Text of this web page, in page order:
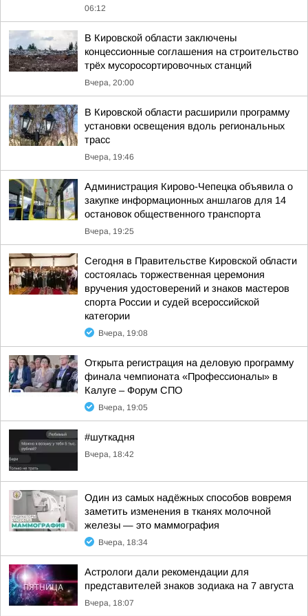
06:12
В Кировской области заключены
концессионные соглашения на строительство
трёх мусоросортировочных станций
Вчера, 20:00
В Кировской области расширили программу
установки освещения вдоль региональных
трасс
Вчера, 19:46
Администрация Кирово-Чепецка объявила о
закупке информационных аншлагов для 14
остановок общественного транспорта
Вчера, 19:25
Сегодня в Правительстве Кировской области
состоялась торжественная церемония
вручения удостоверений и знаков мастеров
спорта России и судей всероссийской
категории
Вчера, 19:08
Открыта регистрация на деловую программу
финала чемпионата «Профессионалы» в
Калуге – Форум СПО
Вчера, 19:05
#шуткадня
Вчера, 18:42
Один из самых надёжных способов вовремя
заметить изменения в тканях молочной
железы — это маммография
Вчера, 18:34
Астрологи дали рекомендации для
представителей знаков зодиака на 7 августа
Вчера, 18:07